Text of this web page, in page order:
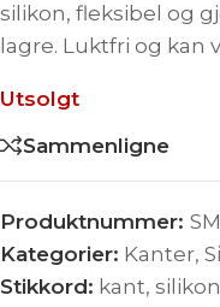
silikon, fleksibel og
lagre. Luktfri og kan
Utsolgt
Sammenligne
Produktnummer:
Kategorier: Kanter,
Stikkord: kant,